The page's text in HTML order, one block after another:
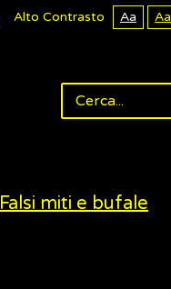
Alto Contrasto Aa Aa
Falsi miti e bufale